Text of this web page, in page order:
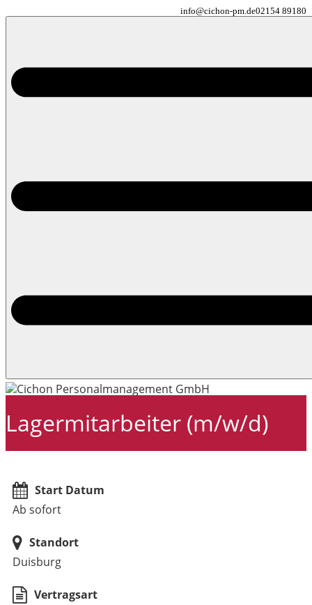
info@cichon-pm.de02154 89180
Lagermitarbeiter (m/w/d)
Start Datum
Ab sofort
Standort
Duisburg
Vertragsart